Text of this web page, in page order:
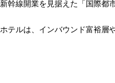
幹線開業を見据えた「国際都
テルは、インバウンド富裕層